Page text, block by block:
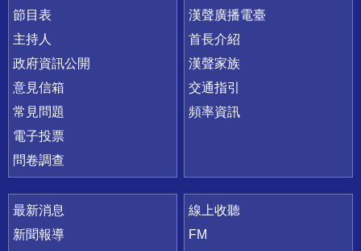
節目表
主持人
政府資訊公開
意見信箱
常見問題
電子投票
問卷調查
漢聲廣播電臺
首長介紹
漢聲家族
交通指引
頻率資訊
最新消息
新聞報導
線上收聽
FM